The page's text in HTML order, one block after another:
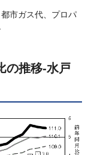
市ガス代、プロパ
の推移-水戸